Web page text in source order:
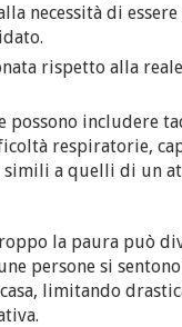
necessità di
rispetto alla
possono includere
respiratorie,
a quelli di un
la paura può
persone si
limitando